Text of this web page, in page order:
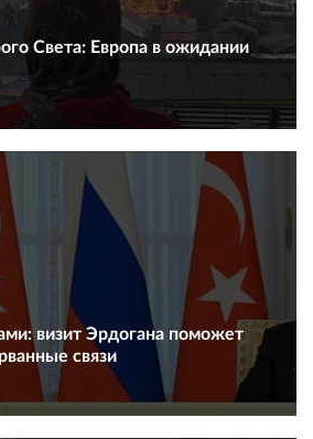
Света: Европа в ожидании
визит Эрдогана поможет
связи